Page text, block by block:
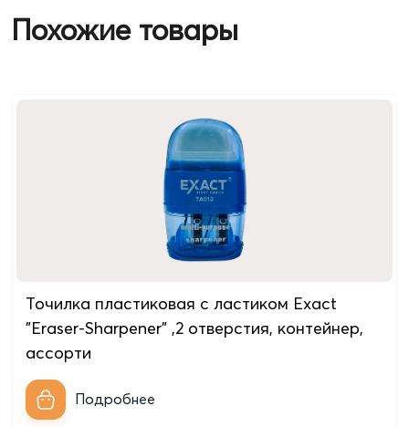
Похожие товары
Точилка пластиковая с ластиком Exact
"Eraser-Sharpener" ,2 отверстия, контейнер,
ассорти
Подробнее